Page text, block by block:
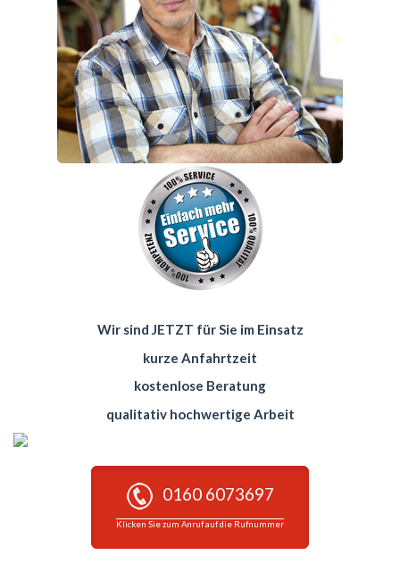
Wir sind JETZT für Sie im Einsatz
kurze Anfahrtzeit
kostenlose Beratung
qualitativ hochwertige Arbeit
0160 6073697
Klicken Sie zum Anruf auf die Rufnummer